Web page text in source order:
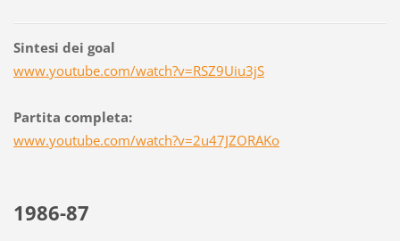
Sintesi dei goal
www.youtube.com/watch?v=RSZ9Uiu3jS
Partita completa:
www.youtube.com/watch?v=2u47JZORAKo
1986-87